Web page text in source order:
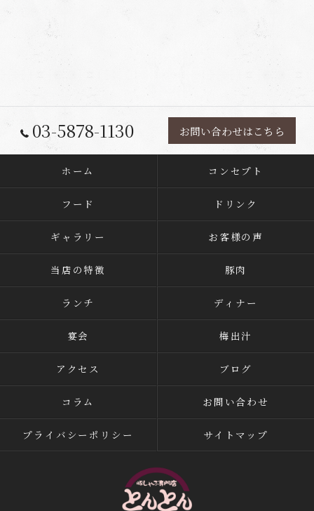
03-5878-1130 お問い合わせはこちら
ホーム コンセプト
フード ドリンク
ギャラリー お客様の声
当店の特徴 豚肉
ランチ ディナー
宴会 梅出汁
アクセス ブログ
コラム お問い合わせ
プライバシーポリシー サイトマップ